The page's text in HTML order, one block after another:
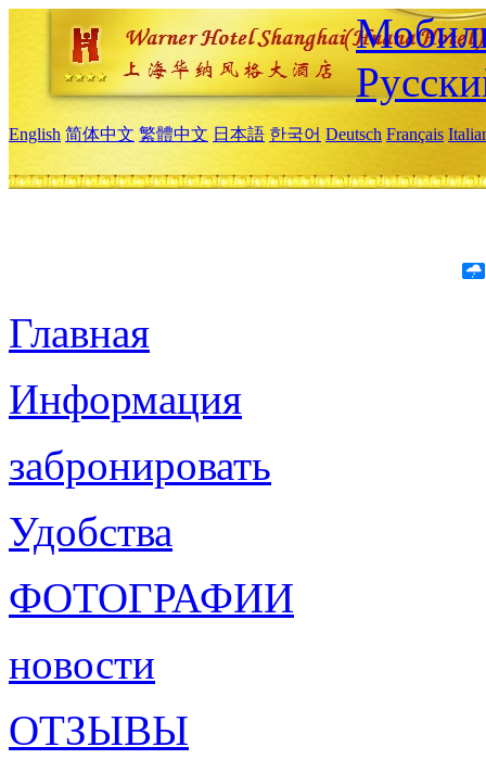
English 简体中文 繁體中文 日本語 한국어 Deutsch Français
Главная
Информация
забронировать
Удобства
ФОТОГРАФИИ
новости
ОТЗЫВЫ